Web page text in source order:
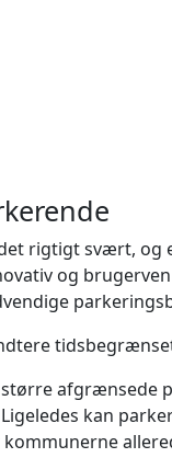
rigtigt svært, og
og
kan